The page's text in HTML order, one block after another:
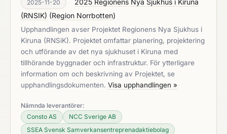
2025-11-20
2025 Regionens Nya Sjukhus i Kiruna
(RNSIK) (Region Norrbotten)
Upphandlingen avser Projektet Regionens Nya Sjukhus i
Kiruna (RNSiK). Projektet omfattar planering, projektering
och utförande av det nya sjukhuset i Kiruna med
tillhörande byggnader och infrastruktur. För ytterligare
information om och beskrivning av Projektet, se
upphandlingsdokumenten. Visa upphandlingen »
Nämnda leverantörer:
Consto AS
NCC Sverige AB
SSEA Svensk Samverkansentreprenadaktiebolag